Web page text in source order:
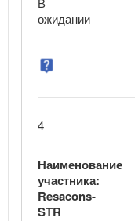
ожидании
4
Наименование
участника:
Resacons-
STR